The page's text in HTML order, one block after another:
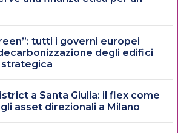
tutti i governi europei
degli edifici
a Santa Giulia: il flex come
asset direzionali a Milano